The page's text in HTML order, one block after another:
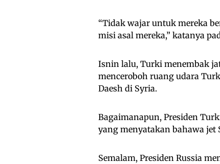
“Tidak wajar untuk mereka
misi asal mereka,” katanya
Isnin lalu, Turki menembak
menceroboh ruang udara
Daesh di Syria.
Bagaimanapun, Presiden
yang menyatakan bahawa jet
Semalam, Presiden Russia